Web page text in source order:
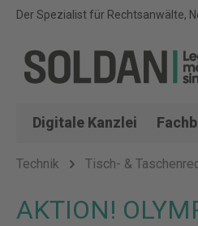
Der Spezialist für Rechtsanwälte,
Digitale Kanzlei
Technik Tisch- &
AKTION!